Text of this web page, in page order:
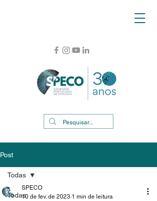
Post
Todas
Todas
SPECO
10 de fev. de 2023 1 min de leitura